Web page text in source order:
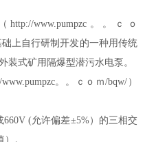
（http://www.pumpzc。。ｃｏ
上自行研制开发的一种用传统
装式矿用隔爆型潜污水电泵。
www.pumpzc。。ｃｏｍ/bqw/）
(允许偏差±5%）的三相交
。